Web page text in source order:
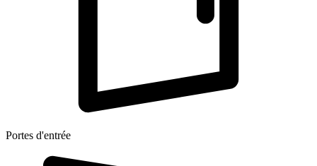
Portes d'entrée